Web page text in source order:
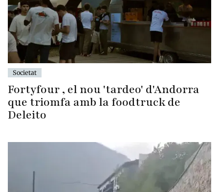
Societat
Fortyfour , el nou 'tardeo' d'Andorra
que triomfa amb la foodtruck de
Deleito